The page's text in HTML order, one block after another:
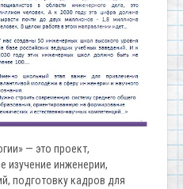
— это проект,
изучение инженерии,
подготовку кадров для